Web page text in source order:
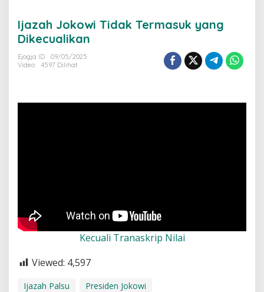
Ijazah Jokowi Tidak Termasuk yang
Dikecualikan
Ejogja ID
09/05/2025
Video
4597 Dilihat
Kecuali Tranaskrip Nilai
Viewed: 4,597
Ijazah Palsu
Presiden Jokowi